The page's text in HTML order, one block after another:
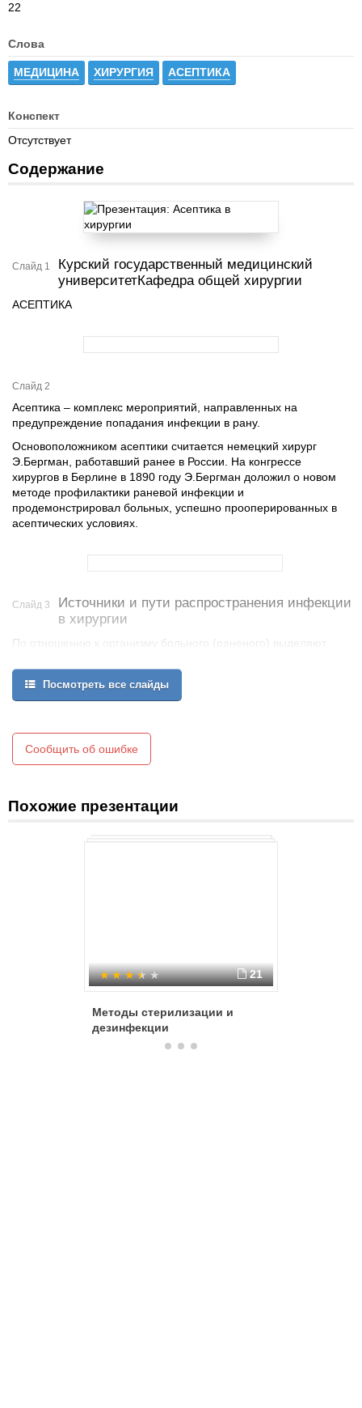
22
Слова
МЕДИЦИНА ХИРУРГИЯ АСЕПТИКА
Конспект
Отсутствует
Содержание
Слайд 1
Курский государственный медицинский
университетКафедра общей хирургии
АСЕПТИКА
Слайд 2
Асептика – комплекс мероприятий, направленных на
предупреждение попадания инфекции в рану.
Основоположником асептики считается немецкий хирург
Э.Бергман, работавший ранее в России. На конгрессе
хирургов в Берлине в 1890 году Э.Бергман доложил о новом
методе профилактики раневой инфекции и
продемонстрировал больных, успешно прооперированных в
асептических условиях.
Слайд 3
Источники и пути распространения инфекции
в хирургии
По отношению к организму больного (раненого) выделяют
источники инфекции. Источниками экзогенной инфекции
являются больные, бациллоносители и животные.
Посмотреть все слайды
Сообщить об ошибке
Похожие презентации
21
Методы стерилизации и
дезинфекции